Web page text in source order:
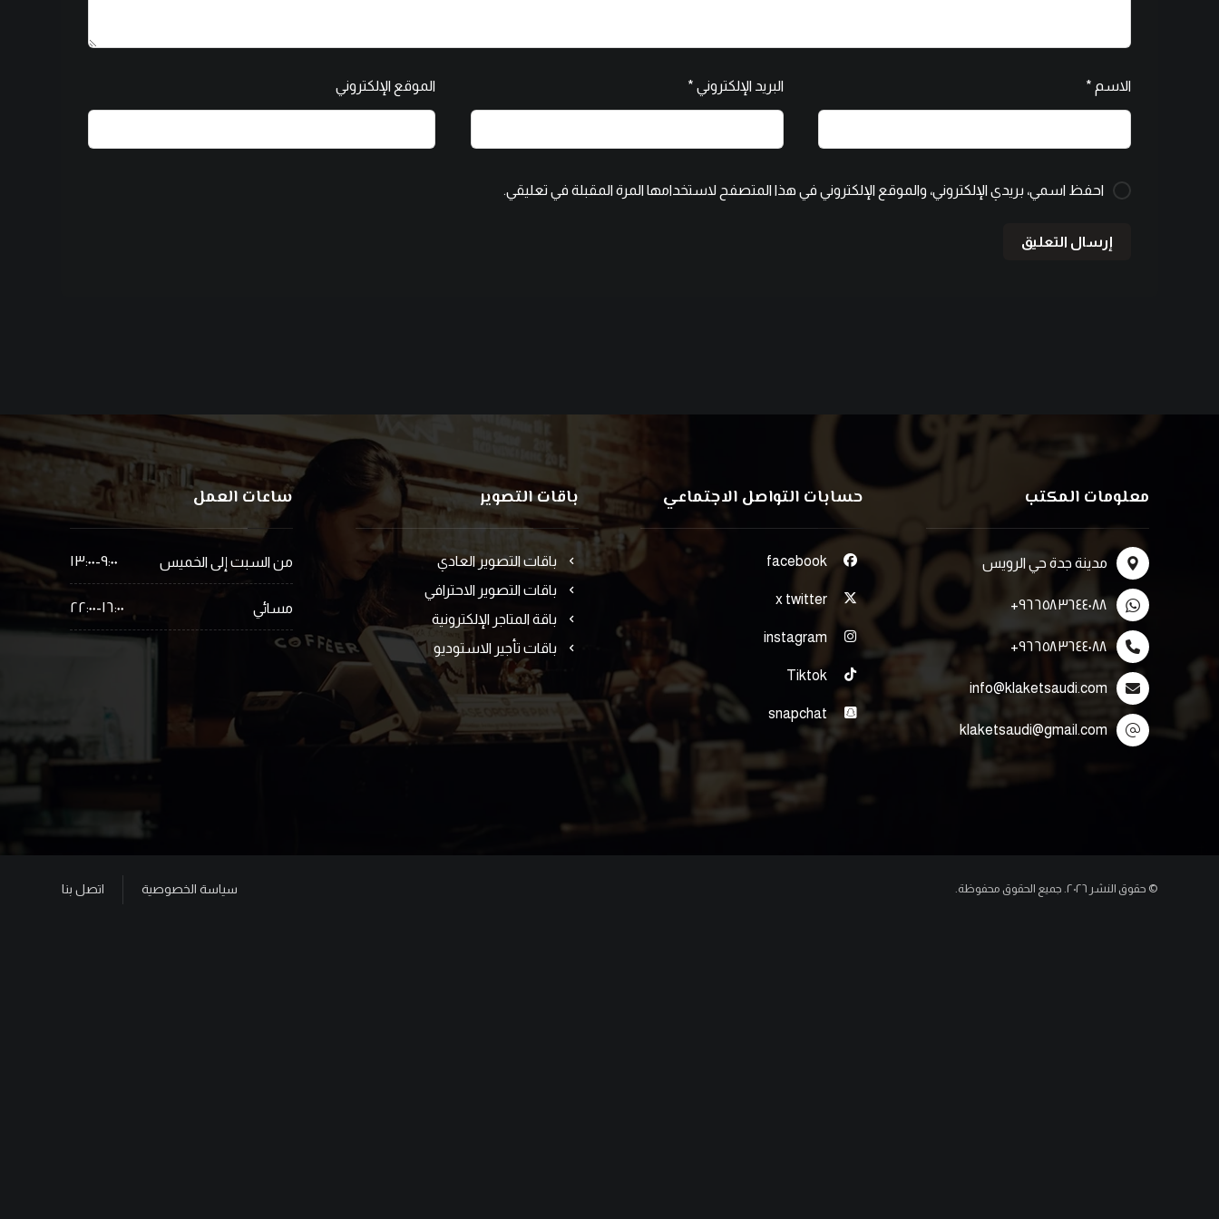
الاسم * البريد الإلكتروني * الموقع الإلكتروني
احفظ اسمي، بريدي الإلكتروني، والموقع الإلكتروني في هذا المتصفح لاستخدامها المرة المقبلة في تعليقي.
معلومات المكتب
مدينة جدة حي الرويس
٩٦٦٥٨٣٦٤٤٠٨٨+
٩٦٦٥٨٣٦٤٤٠٨٨+
info@klaketsaudi.com
klaketsaudi@gmail.com
حسابات التواصل الاجتماعي
facebook
x twitter
instagram
Tiktok
snapchat
باقات التصوير
باقات التصوير العادي
باقات التصوير الاحترافي
باقة المتاجر الإلكترونية
باقات تأجير الاستوديو
ساعات العمل
من السبت إلى الخميس ٩:٠٠-١٣:٠٠
مسائي ١٦:٠٠-٢٢:٠٠
© حقوق النشر ٢٠٢٦. جميع الحقوق محفوظة. اتصل بنا سياسة الخصوصية